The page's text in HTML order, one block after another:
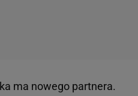
ma nowego partnera.